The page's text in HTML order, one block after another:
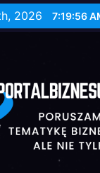
2026 7:19:58